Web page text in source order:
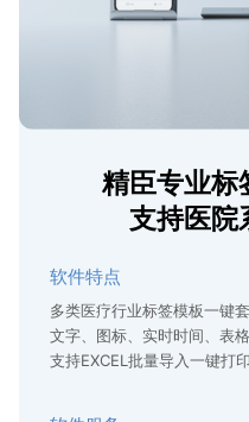
精臣专业标
支持医院
软件特点
多类医疗行业标签模板一键
文字、图标、实时时间、表
支持EXCEL批量导入一键打印